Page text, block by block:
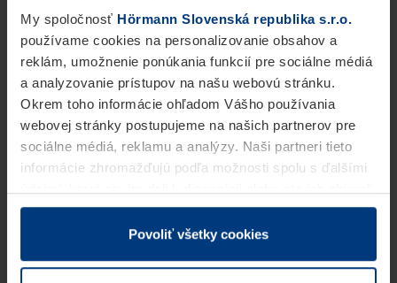
My spoločnosť Hörmann Slovenská republika s.r.o.
používame cookies na personalizovanie obsahov a
reklám, umožnenie ponúkania funkcií pre sociálne médiá
a analyzovanie prístupov na našu webovú stránku.
Okrem toho informácie ohľadom Vášho používania
webovej stránky postupujeme na našich partnerov pre
sociálne médiá, reklamu a analýzy. Naši partneri tieto
informácie zhromažďujú podľa možnosti spolu s ďalšími
v rámci Vášho využívania služieb.
Z právneho hľadiska môžeme cookies ukladať na Vašom
prevádzku tejto stránky. Pre všetky ostatné typy cookie
Povoliť všetky cookies